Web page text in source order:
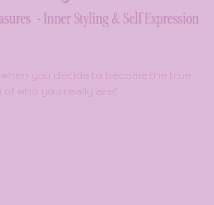
you decide to become the true
who you really are!"